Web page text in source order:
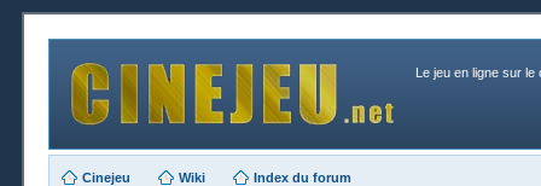
Le jeu en ligne sur le
Cinejeu Wiki Index du forum